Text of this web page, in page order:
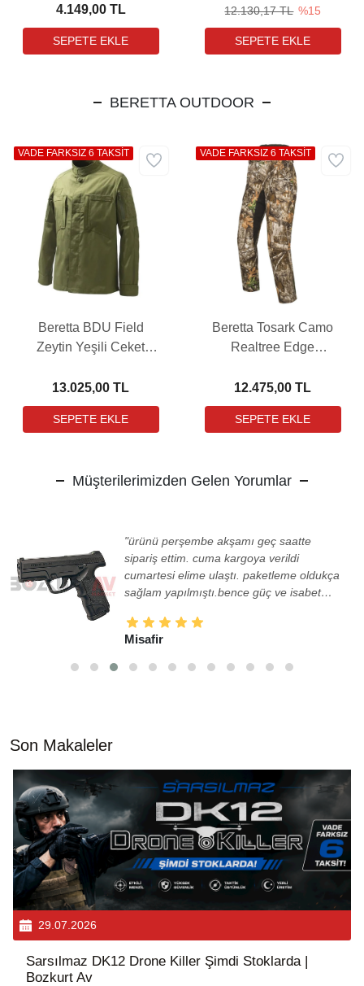
4.149,00 TL Tabanca
12.130,17 TL %15
BERETTA OUTDOOR
Beretta BDU Field
Zeytin Yeşili Ceket
GU035T18530898)
13.025,00 TL
VADE FARKSIZ 6 TAKSİT
Beretta Tosark Camo
Realtree Edge
CU223T220608C7)
12.475,00 TL
VADE FARKSIZ 6 TAKSİT
Müşterilerimizden Gelen Yorumlar
"Ürün çok güzel tavsiye ederim hediyeler
için teskurler"
Gökay Kuzu
Son Makaleler
29.07.2026
Sarsılmaz DK12 Drone Killer Şimdi Stoklarda |
Bozkurt Av